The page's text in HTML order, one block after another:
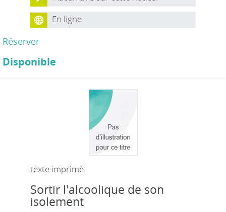
En ligne
Réserver
Disponible
texte imprimé
Sortir l'alcoolique de son
isolement